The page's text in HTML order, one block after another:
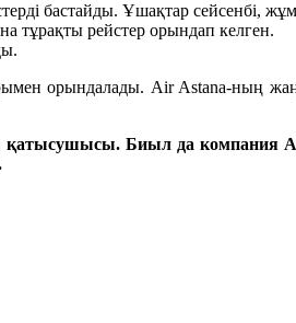
бастайды. Ұшақтар сейсенбі,
тұрақты рейстер орындап келген.
орындалады. Air Astana-ның
қатысушысы. Биыл да компания